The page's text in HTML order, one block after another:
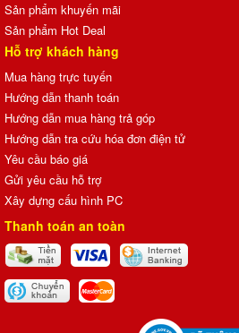
Sản phẩm khuyến mãi
Sản phẩm Hot Deal
Hỗ trợ khách hàng
Mua hàng trực tuyến
Hướng dẫn thanh toán
Hướng dẫn mua hàng trả góp
Hướng dẫn tra cứu hóa đơn điện tử
Yêu cầu báo giá
Gửi yêu cầu hỗ trợ
Xây dựng cấu hình PC
Thanh toán an toàn